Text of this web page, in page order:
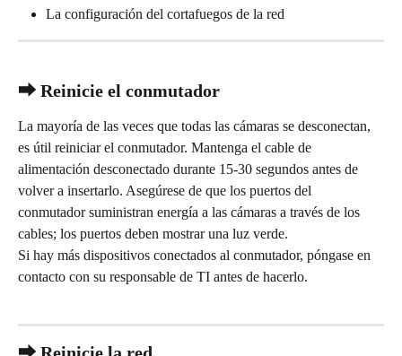
La configuración del cortafuegos de la red
⮕ Reinicie el conmutador
La mayoría de las veces que todas las cámaras se desconectan,
es útil reiniciar el conmutador. Mantenga el cable de
alimentación desconectado durante 15-30 segundos antes de
volver a insertarlo. Asegúrese de que los puertos del
conmutador suministran energía a las cámaras a través de los
cables; los puertos deben mostrar una luz verde.
Si hay más dispositivos conectados al conmutador, póngase en
contacto con su responsable de TI antes de hacerlo.